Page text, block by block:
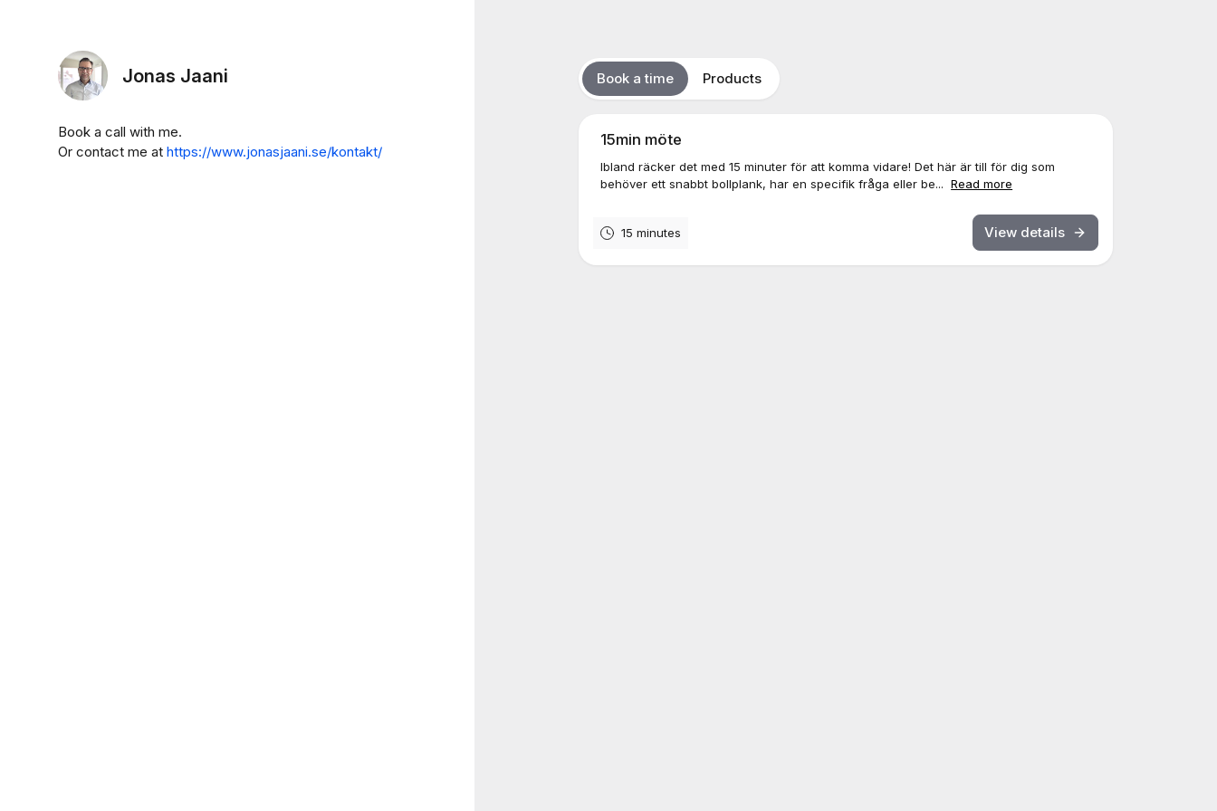
Jonas Jaani
Book a call with me.
Or contact me at https://www.jonasjaani.se/kontakt/
Book a time Products
15min möte
Ibland räcker det med 15 minuter för att komma vidare! Det här är till för dig som
behöver ett snabbt bollplank, har en specifik fråga eller be... Read more
15 minutes View details